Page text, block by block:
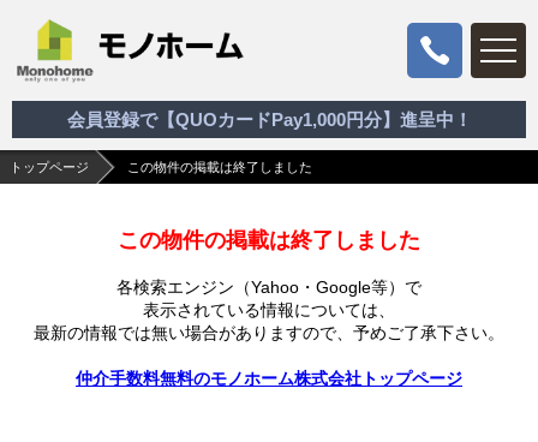
会員登録で【QUOカードPay1,000円分】進呈中！
トップページ この物件の掲載は終了しました
この物件の掲載は終了しました
各検索エンジン（Yahoo・Google等）で
表示されている情報については、
最新の情報では無い場合がありますので、 予めご了承下さい。
仲介手数料無料のモノホーム株式会社トップページ